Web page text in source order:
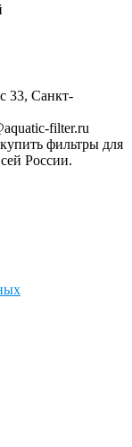
33, Санкт-
filter.ru
фильтры для
России.